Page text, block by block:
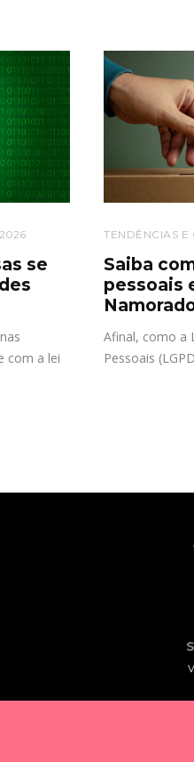
se
com a lei
TENDÊNCIAS E
Saiba
pessoais
Afinal, como a
Pessoais